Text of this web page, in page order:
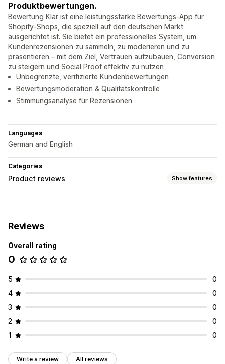
Produktbewertungen.
Bewertung Klar ist eine leistungsstarke Bewertungs-App für
Shopify-Shops, die speziell auf den deutschen Markt
ausgerichtet ist. Sie bietet ein professionelles System, um
Kundenrezensionen zu sammeln, zu moderieren und zu
präsentieren – mit dem Ziel, Vertrauen aufzubauen, Conversion
zu steigern und Social Proof effektiv zu nutzen
Unbegrenzte, verifizierte Kundenbewertungen
Bewertungsmoderation & Qualitätskontrolle
Stimmungsanalyse für Rezensionen
Languages
German and English
Categories
Product reviews Show features
Review highlights
Reviews
Overall rating
0
5
0
4
0
3
0
2
0
1
0
Write a review All reviews